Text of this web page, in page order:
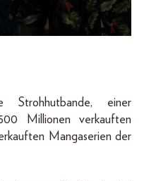
einer
Millionen verkauften
Mangaserien der